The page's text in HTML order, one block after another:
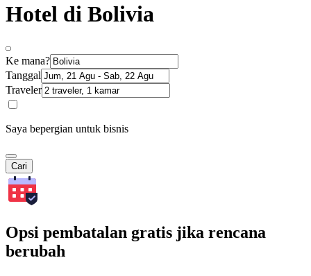
Hotel di Bolivia
Ke mana?
Tanggal
Traveler
Saya bepergian untuk bisnis
Cari
Opsi pembatalan gratis jika rencana
berubah